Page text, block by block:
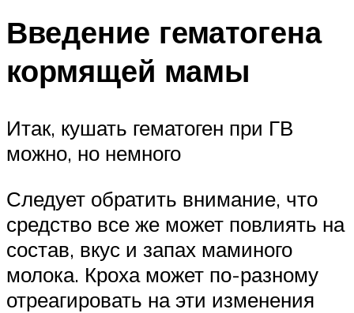
Введение гематогена
кормящей мамы
Итак, кушать гематоген при ГВ
можно, но немного
Следует обратить внимание, что
средство все же может повлиять на
состав, вкус и запах маминого
молока. Кроха может по-разному
отреагировать на эти изменения